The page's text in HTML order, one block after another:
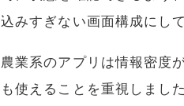
込みすぎない画面構成にし
農業系のアプリは情報密度
も使えることを重視しまし